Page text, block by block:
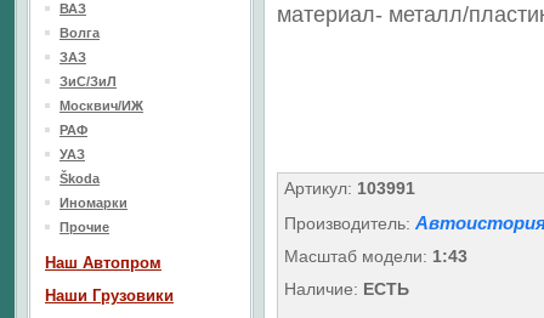
материал- металл/
Артикул: 103991
Производитель:
Масштаб модели: 1:43
Наличие: ЕСТЬ
ВАЗ
Волга
ЗАЗ
ЗиС/ЗиЛ
Москвич/ИЖ
РАФ
УАЗ
Škoda
Иномарки
Прочие
Наш Aвтопром
Наши Грузовики